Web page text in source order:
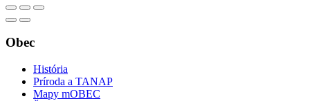
Obec
História
Príroda a TANAP
Mapy mOBEC